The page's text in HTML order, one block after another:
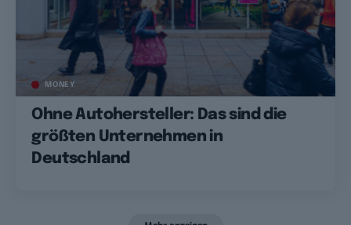
MONEY
Ohne Autohersteller: Das sind die
größten Unternehmen in
Deutschland